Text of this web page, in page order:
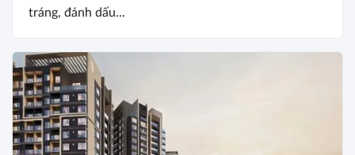
tráng, đánh dấu...